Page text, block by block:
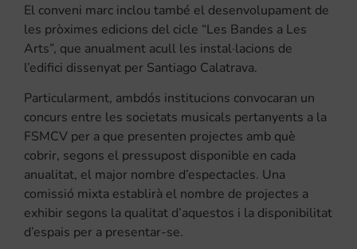
El conveni marc inclou també el desenvolupament de
les pròximes edicions del cicle “Les Bandes a Les
Arts”, que anualment acull les instal·lacions de
l’edifici dissenyat per Santiago Calatrava.
Particularment, ambdós institucions convocaran un
concurs entre les societats musicals pertanyents a la
FSMCV per a que presenten projectes amb què
cobrir, segons el pressupost disponible en cada
anualitat, el major nombre d’espectacles. Una
comissió mixta establirà el nombre de projectes a
exhibir segons la qualitat d’aquestos i la disponibilitat
d’espais per a presentar-se.